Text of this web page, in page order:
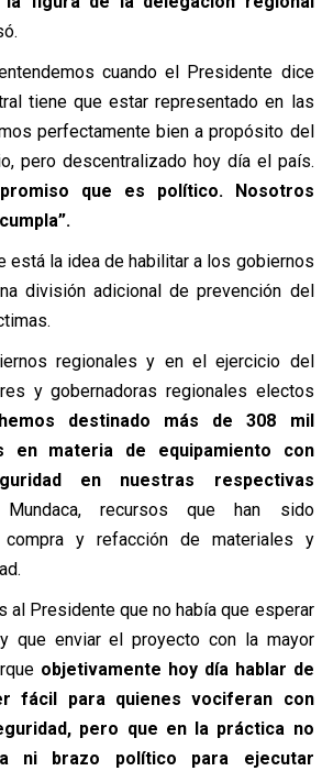
cuando el Presidente dice
tiene que estar representado en las
perfectamente bien a propósito del
pero descentralizado hoy día el país.
que es político. Nosotros
está la idea de habilitar a los gobiernos
división adicional de prevención del
regionales y en el ejercicio del
y gobernadoras regionales electos
hemos destinado más de 308 mil
en materia de equipamiento con
en nuestras respectivas
recursos que han sido
y refacción de materiales y
al Presidente que no había que esperar
que enviar el proyecto con la mayor
objetivamente hoy día hablar de
fácil para quienes vociferan con
pero que en la práctica no
ni brazo político para ejecutar